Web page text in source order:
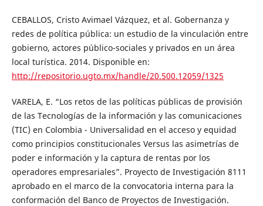
CEBALLOS, Cristo Avimael Vázquez, et al. Gobernanza y
redes de política pública: un estudio de la vinculación entre
gobierno, actores público-sociales y privados en un área
local turística. 2014. Disponible en:
http://repositorio.ugto.mx/handle/20.500.12059/1325
VARELA, E. “Los retos de las políticas públicas de provisión
de las Tecnologías de la información y las comunicaciones
(TIC) en Colombia - Universalidad en el acceso y equidad
como principios constitucionales Versus las asimetrías de
poder e información y la captura de rentas por los
operadores empresariales”. Proyecto de Investigación 8111
aprobado en el marco de la convocatoria interna para la
conformación del Banco de Proyectos de Investigación.